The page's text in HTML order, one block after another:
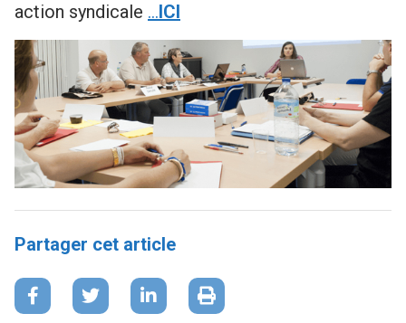
action syndicale …ICI
Partager cet article